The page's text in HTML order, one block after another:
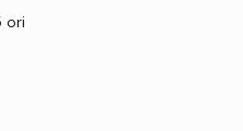
ori